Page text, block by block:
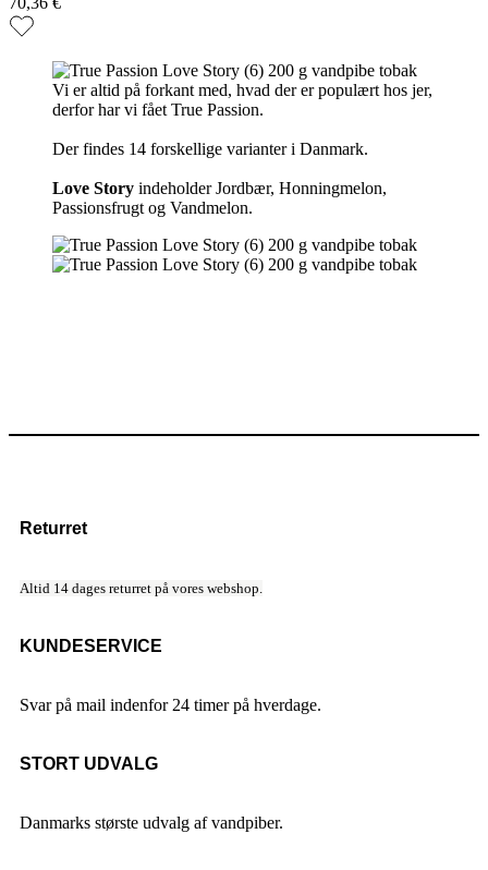
Vi er altid på forkant med, hvad der er populært hos jer,
derfor har vi fået True Passion.
Der findes 14 forskellige varianter i Danmark.
Love Story indeholder Jordbær, Honningmelon,
Passionsfrugt og Vandmelon.
Returret
Altid 14 dages returret på vores webshop.
KUNDESERVICE
Svar på mail indenfor 24 timer på hverdage.
STORT UDVALG
Danmarks største udvalg af vandpiber.